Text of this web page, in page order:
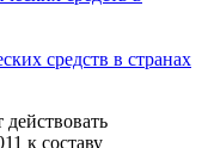
средств в странах
к составу